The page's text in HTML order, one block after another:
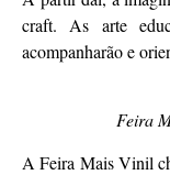
craft. As arte
acompanharão e
Feira
A Feira Mais Vinil